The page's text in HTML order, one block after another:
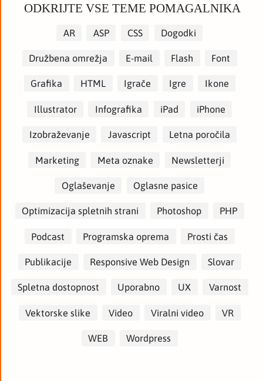
ODKRIJTE VSE TEME POMAGALNIKA
AR ASP CSS Dogodki
Družbena omrežja E-mail Flash Font
Grafika HTML Igrače Igre Ikone
Illustrator Infografika iPad iPhone
Izobraževanje Javascript Letna poročila
Marketing Meta oznake Newsletterji
Oglaševanje Oglasne pasice
Optimizacija spletnih strani Photoshop PHP
Podcast Programska oprema Prosti čas
Publikacije Responsive Web Design Slovar
Spletna dostopnost Uporabno UX Varnost
Vektorske slike Video Viralni video VR
WEB Wordpress